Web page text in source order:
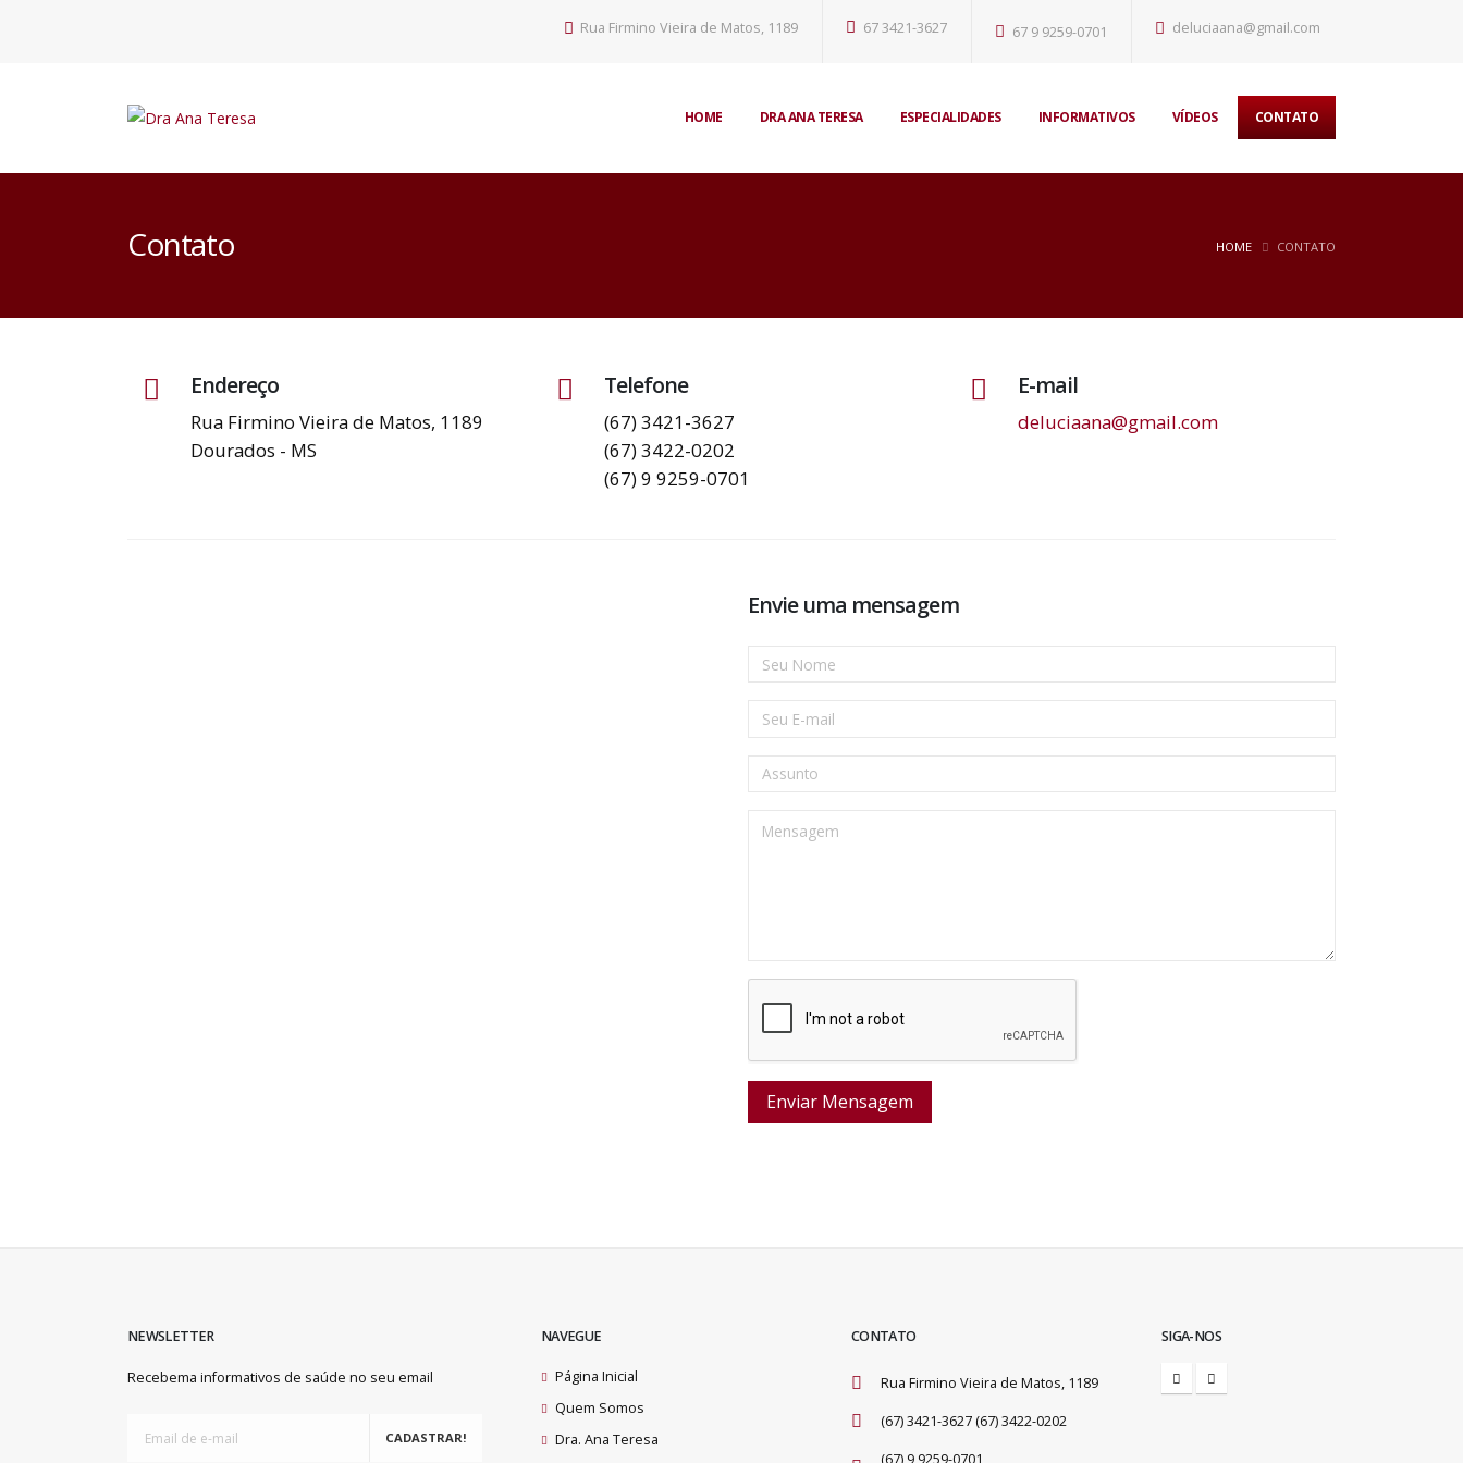
Rua Firmino Vieira de Matos, 1189 67 3421-3627 67 9 9259-0701 deluciaana@gmail.com
HOME DRA ANA TERESA ESPECIALIDADES INFORMATIVOS VÍDEOS CONTATO
Contato HOME CONTATO
Endereço
Rua Firmino Vieira de Matos, 1189
Dourados - MS
Telefone
(67) 3421-3627
(67) 3422-0202
(67) 9 9259-0701
E-mail
deluciaana@gmail.com
Envie uma mensagem
NEWSLETTER
Recebema informativos de saúde no seu email
CADASTRAR!
NAVEGUE
Página Inicial
Quem Somos
Dra. Ana Teresa
CONTATO
Rua Firmino Vieira de Matos, 1189
(67) 3421-3627(67) 3422-0202
SIGA-NOS